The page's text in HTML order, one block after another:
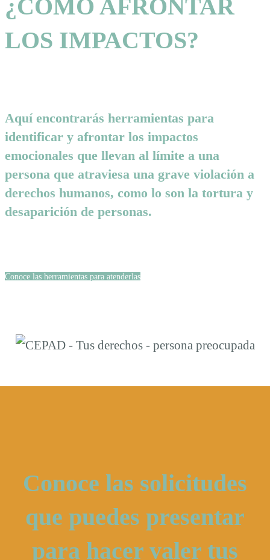
¿CÓMO AFRONTAR
LOS IMPACTOS?
Aquí encontrarás herramientas para
identificar y afrontar los impactos
emocionales que llevan al límite a una
persona que atraviesa una grave violación a
derechos humanos, como lo son la tortura y
desaparición de personas.
Conoce las herramientas para atenderlas
Conoce las solicitudes
que puedes presentar
para hacer valer tus